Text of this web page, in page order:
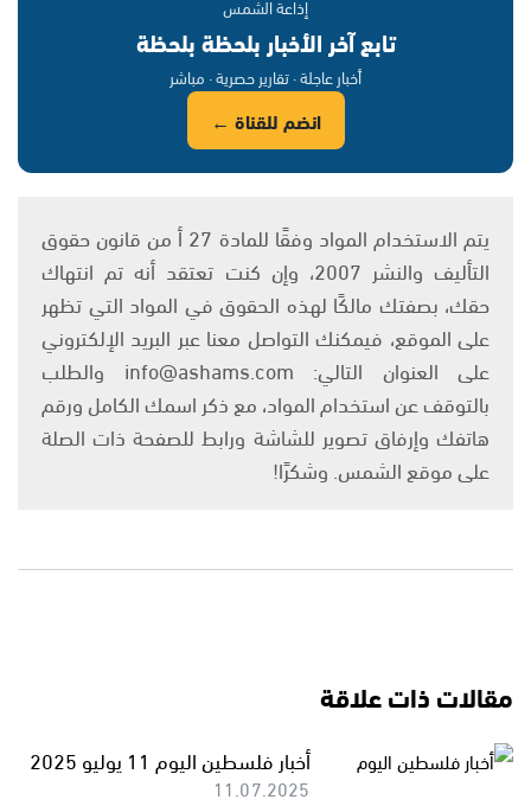
إذاعة الشمس
تابع آخر الأخبار بلحظة بلحظة
أخبار عاجلة · تقارير حصرية · مباشر
انضم للقناة ←
يتم الاستخدام المواد وفقًا للمادة 27 أ من قانون حقوق
التأليف والنشر 2007، وإن كنت تعتقد أنه تم انتهاك
حقك، بصفتك مالكًا لهذه الحقوق في المواد التي تظهر
على الموقع، فيمكنك التواصل معنا عبر البريد الإلكتروني
على العنوان التالي: info@ashams.com والطلب
بالتوقف عن استخدام المواد، مع ذكر اسمك الكامل ورقم
هاتفك وإرفاق تصوير للشاشة ورابط للصفحة ذات الصلة
على موقع الشمس. وشكرًا!
مقالات ذات علاقة
أخبار فلسطين اليوم 11 يوليو 2025
11.07.2025